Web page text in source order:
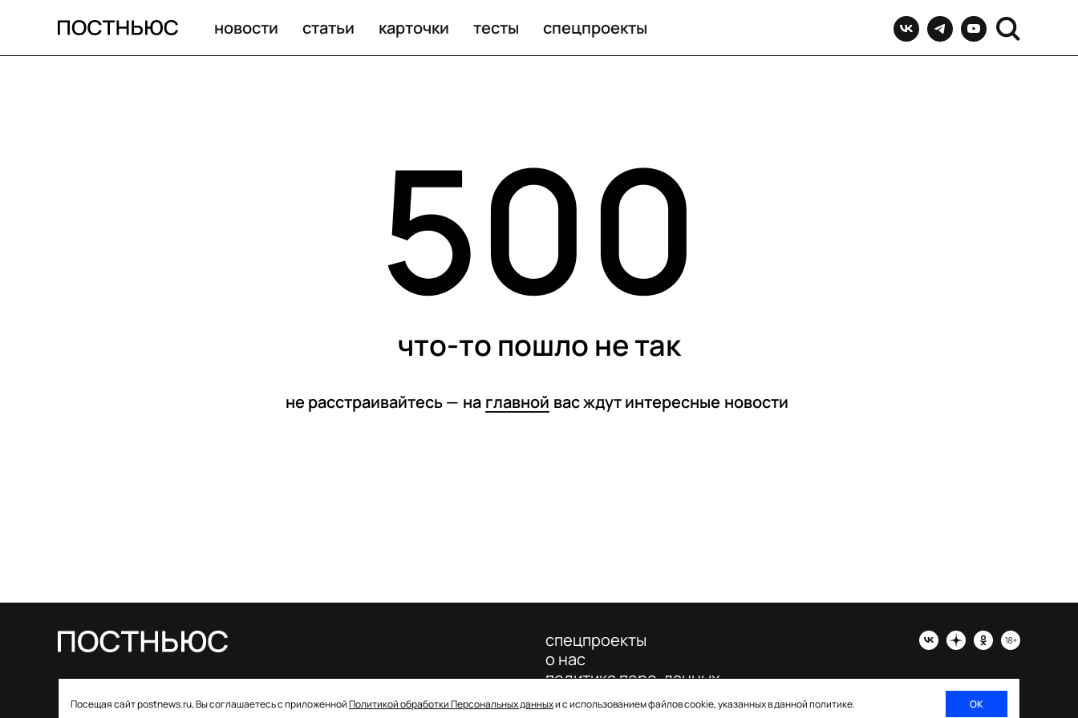
новости статьи карточки тесты спецпроекты
500
что-то пошло не так
не расстраивайтесь — на главной вас ждут интересные новости
Посещая сайт postnews.ru, Вы соглашаетесь с приложеннойПолитикой обработки Персональных данныхи с использованием файлов cookie, указанных в данной политике. ОК
о регистрации СМИ: ЭЛ № ФС 77–85757 от 22 августа
спецпроекты
о нас
политика перс. данных